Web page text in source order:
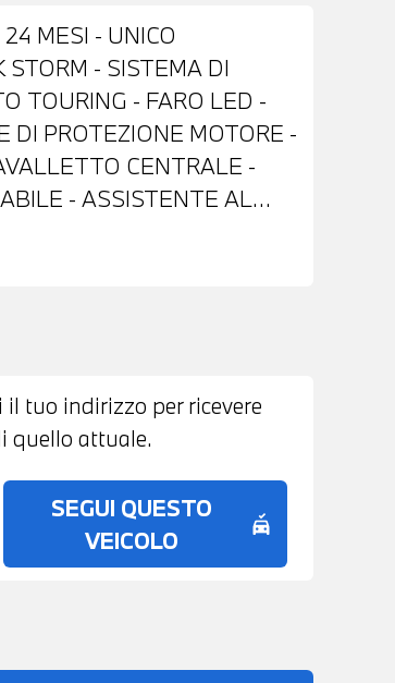
MESI - UNICO
STORM - SISTEMA DI
TOURING - FARO LED -
DI PROTEZIONE MOTORE -
CENTRALE -
- ASSISTENTE AL
il tuo indirizzo per ricevere
quello attuale.
SEGUI QUESTO
VEICOLO
no_crash